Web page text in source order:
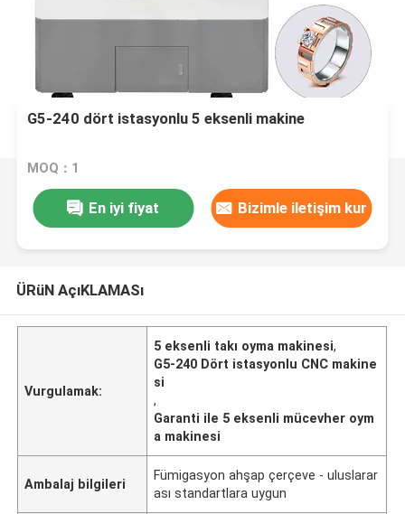
G5-240 dört istasyonlu 5 eksenli makine
MOQ：1
En iyi fiyat Bizimle iletişim kur
ÜRüN AçıKLAMASı
Vurgulamak:
5 eksenli takı oyma makinesi,
G5-240 Dört istasyonlu CNC makine
si
,
Garanti ile 5 eksenli mücevher oym
a makinesi
Ambalaj bilgileri
Fümigasyon ahşap çerçeve - uluslarar
ası standartlara uygun